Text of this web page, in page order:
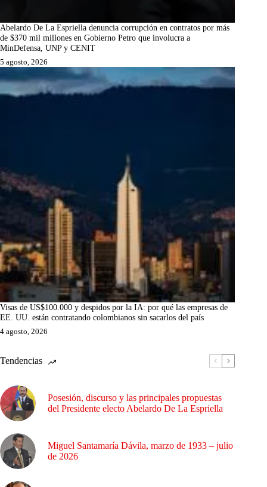
Abelardo De La Espriella denuncia corrupción en contratos por más
de $370 mil millones en Gobierno Petro que involucra a
MinDefensa, UNP y CENIT
5 agosto, 2026
Visas de US$100.000 y despidos por la IA: por qué las empresas de
EE. UU. están contratando colombianos sin sacarlos del país
4 agosto, 2026
Tendencias
Posesión, discurso y las principales propuestas
del Presidente electo Abelardo De La Espriella
Miguel Santamaría Dávila, marzo de 1933 – julio
de 2026